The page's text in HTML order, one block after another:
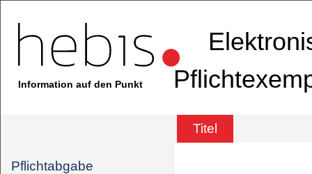
Information auf den Punkt
Titel
Pflichtabgabe